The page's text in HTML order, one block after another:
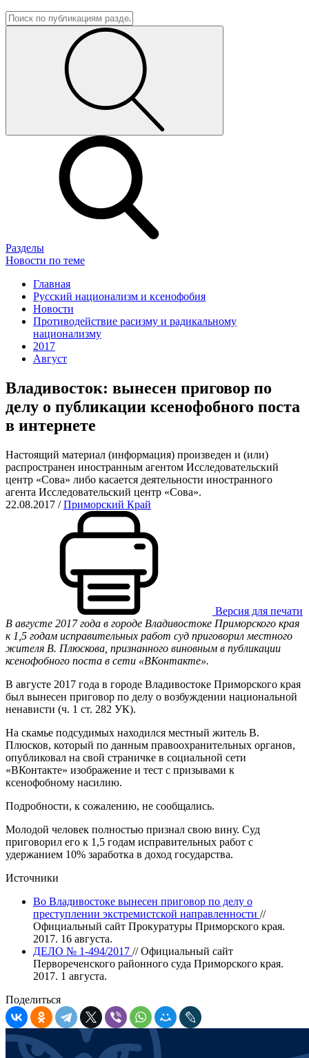
Разделы
Новости по теме
Главная
Русский национализм и ксенофобия
Новости
Противодействие расизму и радикальному
национализму
2017
Август
Владивосток: вынесен приговор по
делу о публикации ксенофобного поста
в интернете
Настоящий материал (информация) произведен и (или)
распространен иностранным агентом Исследовательский
центр «Сова» либо касается деятельности иностранного
агента Исследовательский центр «Сова».
22.08.2017 /Приморский Край
Версия для печати
В августе 2017 года в городе Владивостоке Приморского края
к 1,5 годам исправительных работ суд приговорил местного
жителя В. Плюскова, признанного виновным в публикации
ксенофобного поста в сети «ВКонтакте».
В августе 2017 года в городе Владивостоке Приморского края
был вынесен приговор по делу о возбуждении национальной
ненависти (ч. 1 ст. 282 УК).
На скамье подсудимых находился местный житель В.
Плюсков, который по данным правоохранительных органов,
опубликовал на свой страничке в социальной сети
«ВКонтакте» изображение и тест с призывами к
ксенофобному насилию.
Подробности, к сожалению, не сообщались.
Молодой человек полностью признал свою вину. Суд
приговорил его к 1,5 годам исправительных работ с
удержанием 10% заработка в доход государства.
Источники
Во Владивостоке вынесен приговор по делу о
преступлении экстремистской направленности //
Официальный сайт Прокуратуры Приморского края.
2017. 16 августа.
ДЕЛО № 1-494/2017 // Официальный сайт
Первореченского районного суда Приморского края.
2017. 1 августа.
Поделиться